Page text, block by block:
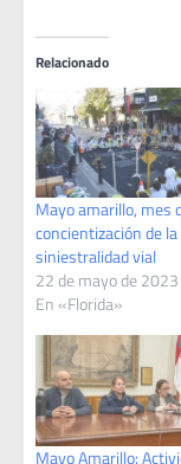
Relacionado
Mayo amarillo, mes
concientización de la
siniestralidad vial
22 de mayo de 2023
En «Florida»
Mayo Amarillo: